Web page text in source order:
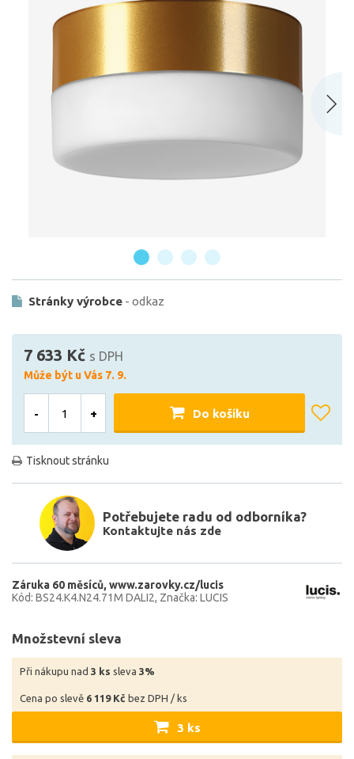
Stránky výrobce - odkaz
7 633 Kč s DPH
Může být u Vás 7. 9.
- + Do košíku
Tisknout stránku
Potřebujete radu od odborníka?
Kontaktujte nás zde
Záruka 60 měsíců www.zarovky.cz/lucis
Kód: BS24.K4.N24.71M DALI2 Značka: LUCIS
Množstevní sleva
Při nákupu nad 3 ks sleva 3%
Cena po slevě 6 119 Kč bez DPH / ks
3 ks